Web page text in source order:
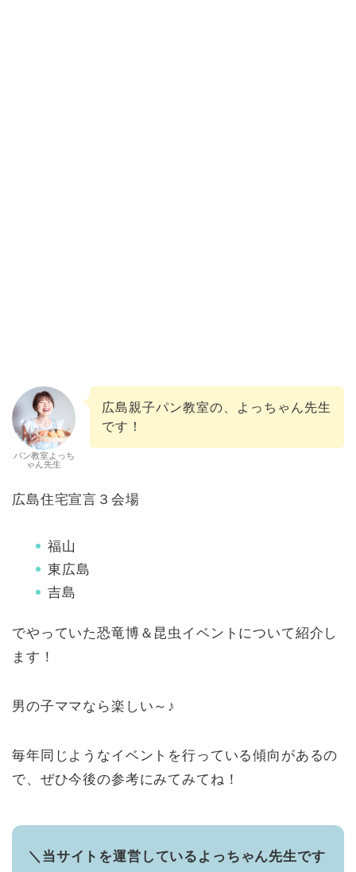
パン教室よっち
ゃん先生
広島親子パン教室の、よっちゃん先生
です！
広島住宅宣言３会場
福山
東広島
吉島
でやっていた恐竜博＆昆虫イベントについて紹介し
ます！
男の子ママなら楽しい～♪
毎年同じようなイベントを行っている傾向があるの
で、ぜひ今後の参考にみてみてね！
＼当サイトを運営しているよっちゃん先生です